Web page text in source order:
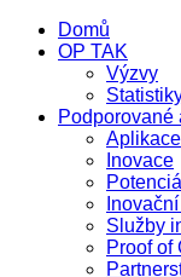
Domů
OP TAK
Výzvy
Podporované
Aplikace
Inovace
Potenciál
Služby
Proof of